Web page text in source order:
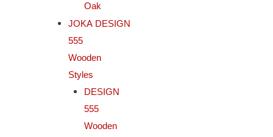
Oak
JOKA DESIGN
555
Wooden
Styles
DESIGN
555
Wooden